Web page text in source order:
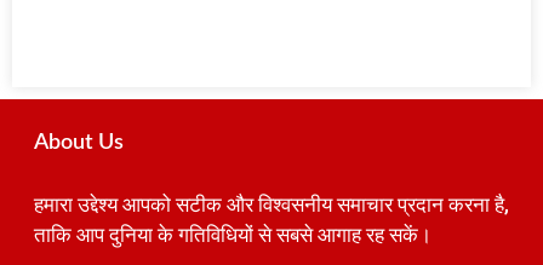
About Us
हमारा उद्देश्य आपको सटीक और विश्वसनीय समाचार प्रदान करना है,
ताकि आप दुनिया के गतिविधियों से सबसे आगाह रह सकें।